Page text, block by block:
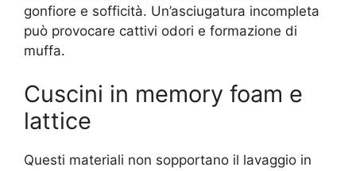
gonfiore e sofficità. Un’asciugatura incompleta
può provocare cattivi odori e formazione di
muffa.
Cuscini in memory foam e
lattice
Questi materiali non sopportano il lavaggio in